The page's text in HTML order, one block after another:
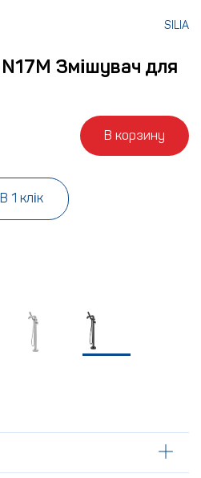
SILIA
Змішувач для
В корзину
В 1 клік